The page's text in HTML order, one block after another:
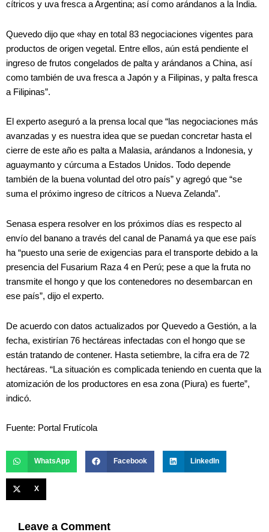
cítricos y uva fresca a Argentina; así como arándanos a la India.
Quevedo dijo que «hay en total 83 negociaciones vigentes para
productos de origen vegetal. Entre ellos, aún está pendiente el
ingreso de frutos congelados de palta y arándanos a China, así
como también de uva fresca a Japón y a Filipinas, y palta fresca
a Filipinas”.
El experto aseguró a la prensa local que “las negociaciones más
avanzadas y es nuestra idea que se puedan concretar hasta el
cierre de este año es palta a Malasia, arándanos a Indonesia, y
aguaymanto y cúrcuma a Estados Unidos. Todo depende
también de la buena voluntad del otro país” y agregó que “se
suma el próximo ingreso de cítricos a Nueva Zelanda”.
Senasa espera resolver en los próximos días es respecto al
envío del banano a través del canal de Panamá ya que ese país
ha “puesto una serie de exigencias para el transporte debido a la
presencia del Fusarium Raza 4 en Perú; pese a que la fruta no
transmite el hongo y que los contenedores no desembarcan en
ese país”, dijo el experto.
De acuerdo con datos actualizados por Quevedo a Gestión, a la
fecha, existirían 76 hectáreas infectadas con el hongo que se
están tratando de contener. Hasta setiembre, la cifra era de 72
hectáreas. “La situación es complicada teniendo en cuenta que la
atomización de los productores en esa zona (Piura) es fuerte”,
indicó.
Fuente: Portal Frutícola
WhatsApp Facebook LinkedIn
X
Leave a Comment